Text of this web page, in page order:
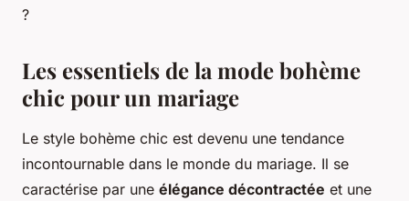
?
Les essentiels de la mode bohème
chic pour un mariage
Le style bohème chic est devenu une tendance
incontournable dans le monde du mariage. Il se
caractérise par une élégance décontractée et une